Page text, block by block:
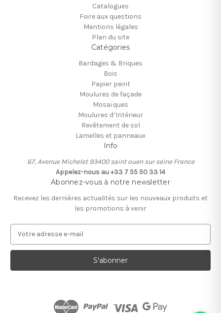
Catalogues
Foire aux questions
Mentions légales
Plan du site
Catégories
Bardages & Briques
Bois
Papier peint
Moulures de façade
Mosaïques
Moulures d’Intérieur
Revêtement de sol
Lamelles et panneaux
Info
67, Avenue Michelet 93400 saint ouen sur seine France
Appelez-nous au +33 7 55 50 33 14
Abonnez-vous à notre newsletter
Recevez les dernières actualités sur les nouveaux produits et
les promotions à venir
r
s